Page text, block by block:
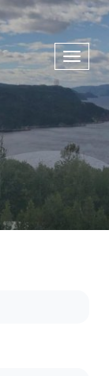
Menu